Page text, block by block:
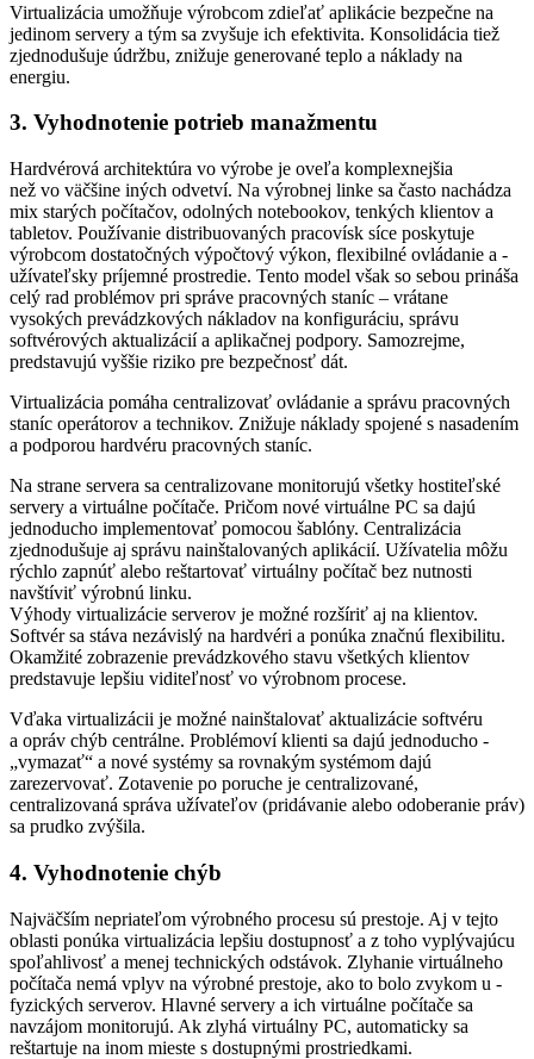
Virtualizácia umožňuje výrobcom zdieľať aplikácie bezpečne na
jedinom servery a tým sa zvyšuje ich efektivita. Konsolidácia tiež
zjednodušuje údržbu, znižuje generované teplo a náklady na
energiu.
3. Vyhodnotenie potrieb manažmentu
Hardvérová architektúra vo výrobe je oveľa komplexnejšia
než vo väčšine iných odvetví. Na výrobnej linke sa často nachádza
mix starých počítačov, odolných notebookov, tenkých klientov a
tabletov. Používanie distribuovaných pracovísk síce poskytuje
výrobcom dostatočných výpočtový výkon, flexibilné ovládanie a ­
užívateľsky príjemné prostredie. Tento model však so sebou prináša
celý rad problémov pri správe pracovných staníc – vrátane
vysokých prevádzkových nákladov na konfiguráciu, správu
softvérových aktualizácií a aplikačnej podpory. Samozrejme,
predstavujú vyššie riziko pre bezpečnosť dát.
Virtualizácia pomáha centralizovať ovládanie a správu pracovných
staníc operátorov a technikov. Znižuje náklady spojené s nasadením
a podporou hardvéru pracovných staníc.
Na strane servera sa centralizovane monitorujú všetky hostiteľské
servery a virtuálne počítače. Pričom nové virtuálne PC sa dajú
jednoducho implementovať pomocou šablóny. Centralizácia
zjednodušuje aj správu nainštalovaných aplikácií. Užívatelia môžu
rýchlo zapnúť alebo reštartovať virtuálny počítač bez nutnosti
navštíviť výrobnú linku.
Výhody virtualizácie serverov je možné rozšíriť aj na klientov.
Softvér sa stáva nezávislý na hardvéri a ponúka značnú flexibilitu.
Okamžité zobrazenie prevádzkového stavu všetkých klientov
predstavuje ­lepšiu viditeľnosť vo výrobnom procese.
Vďaka virtualizácii je možné nainštalovať aktualizácie softvéru
a opráv chýb centrálne. Problémoví klienti sa dajú jednoducho ­
„vymazať“ a nové systémy sa rovnakým systémom dajú
zarezervovať. Zotavenie po poruche je centralizované,
centralizovaná správa užívateľov (pridávanie alebo odoberanie práv)
sa prudko zvýšila.
4. Vyhodnotenie chýb
Najväčším nepriateľom výrobného procesu sú prestoje. Aj v tejto
oblasti ponúka virtualizácia lepšiu dostupnosť a z toho vyplývajúcu
spoľahlivosť a menej technických odstávok. Zlyhanie virtuálneho
počítača nemá vplyv na výrobné prestoje, ako to bolo zvykom u ­
fyzických serverov. Hlavné servery a ich virtuálne počítače sa
navzájom monitorujú. Ak zlyhá virtuálny PC, automaticky sa
reštartuje na inom mieste s dostupnými prostriedkami.